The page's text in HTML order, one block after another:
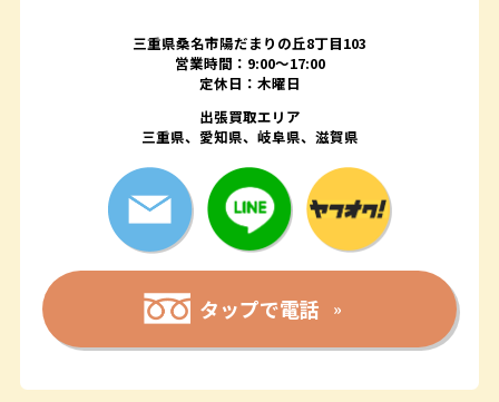
三重県桑名市陽だまりの丘8丁目103
営業時間：9:00〜17:00
定休日：木曜日
出張買取エリア
三重県、愛知県、岐阜県、滋賀県
タップで電話